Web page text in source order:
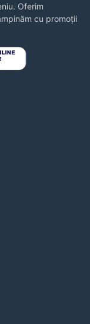
Oferim
cu promoții